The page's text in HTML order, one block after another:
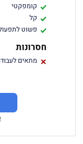
קומפקטי
קל
פשוט
חסרונות
מתאים